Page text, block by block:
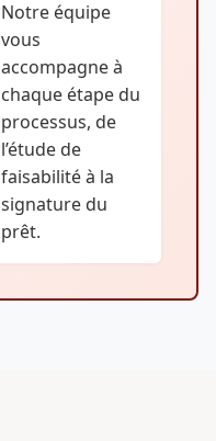
Notre équipe
vous
accompagne à
chaque étape du
processus, de
l’étude de
faisabilité à la
signature du
prêt.